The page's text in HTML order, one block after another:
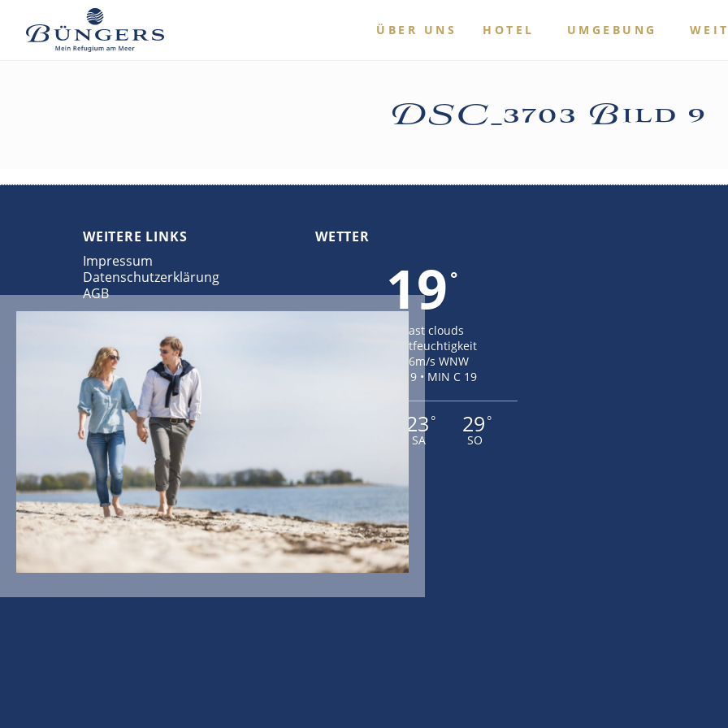
ÜBER UNS HOTEL UMGEBUNG
DSC_3703 Bild 9
WEITERE LINKS
Impressum
Datenschutzerklärung
AGB
HOTELSTANDORT
Dorfstraße 7
24229 Ostseebad Strande
Germany
TEL0 43 49 / 8 07 – 0 (10-18 Uhr)
FAX0 43 49 / 8 07 – 80
MAILinfo@buengers-refugium.de
WETTER
19 °
overcast clouds
52% Luftfeuchtigkeit
Wind: 6m/s WNW
MAX C 19 • MIN C 19
23 °
SA
29 °
SO